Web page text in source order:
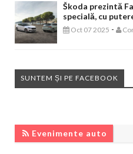
Škoda prezintă
specială, cu
Oct 07 2025 -
SUNTEM ȘI PE FACEBOOK
Evenimente auto